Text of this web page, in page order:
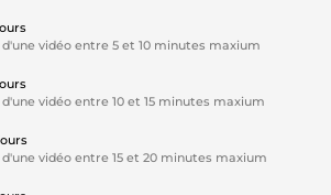
vidéo entre 5 et 10 minutes maxium
vidéo entre 10 et 15 minutes maxium
vidéo entre 15 et 20 minutes maxium